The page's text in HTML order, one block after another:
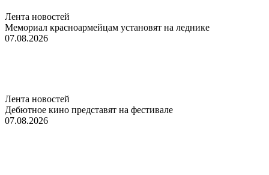
Лента новостей
Мемориал красноармейцам установят на леднике
07.08.2026
Лента новостей
Дебютное кино представят на фестивале
07.08.2026